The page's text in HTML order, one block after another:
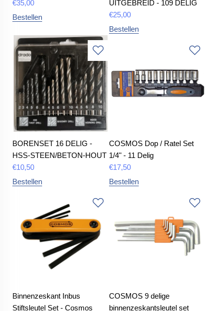
€35,00
Bestellen
UITGEBREID - 109 DELIG
€25,00
Bestellen
BORENSET 16 DELIG -
HSS-STEEN/BETON-HOUT
€10,50
Bestellen
COSMOS Dop / Ratel Set
1/4" - 11 Delig
€17,50
Bestellen
Binnenzeskant Inbus
Stiftsleutel Set - Cosmos
COSMOS 9 delige
binnenzeskantsleutel set